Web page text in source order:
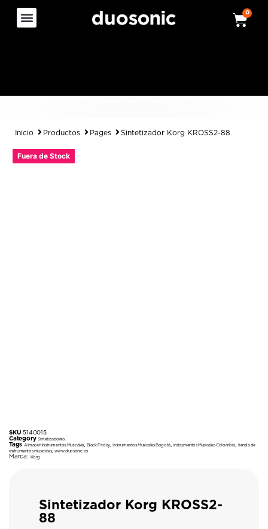
0
Inicio Productos Pages Sintetizador Korg KROSS2-88
Fuera de Stock
SKU5140015
Category Sintetizadores
Tags Almacén Instrumentos Musicales Black Friday,Instrumentos Musicales Bogotá,instrumentos Musicales Colombia
tienda de
instrumentos musicales, www.duosonic.co
Marca: Korg
Sintetizador Korg KROSS2-
88